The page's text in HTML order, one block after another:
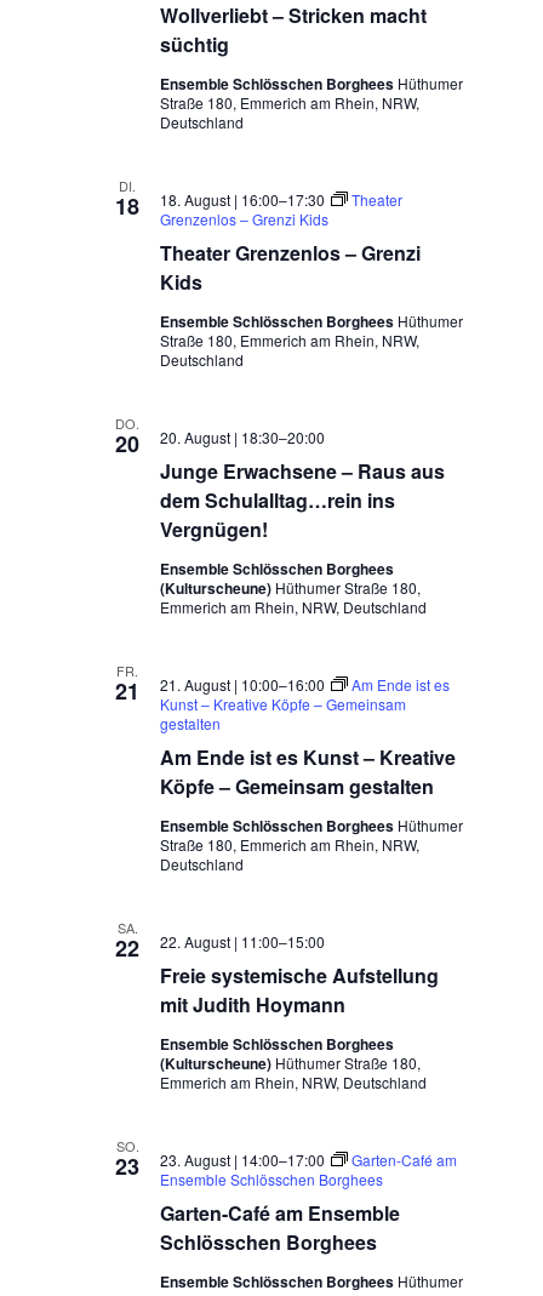
Wollverliebt – Stricken macht
süchtig
Ensemble Schlösschen Borghees Hüthumer
Straße 180, Emmerich am Rhein, NRW,
Deutschland
DI.
18
Theater Grenzenlos – Grenzi
Kids
18. August | 16:00–17:30
Theater
Grenzenlos – Grenzi Kids
Ensemble Schlösschen Borghees Hüthumer
Straße 180, Emmerich am Rhein, NRW,
Deutschland
DO.
20
Junge Erwachsene – Raus aus
dem Schulalltag…rein ins
Vergnügen!
20. August | 18:30–20:00
Ensemble Schlösschen Borghees
(Kulturscheune) Hüthumer Straße 180,
Emmerich am Rhein, NRW, Deutschland
FR.
21
Am Ende ist es Kunst – Kreative
Köpfe – Gemeinsam gestalten
21. August | 10:00–16:00
Am Ende ist es
Kunst – Kreative Köpfe – Gemeinsam
gestalten
Ensemble Schlösschen Borghees Hüthumer
Straße 180, Emmerich am Rhein, NRW,
Deutschland
SA.
22
Freie systemische Aufstellung
mit Judith Hoymann
22. August | 11:00–15:00
Ensemble Schlösschen Borghees
(Kulturscheune) Hüthumer Straße 180,
Emmerich am Rhein, NRW, Deutschland
SO.
23
Garten-Café am Ensemble
Schlösschen Borghees
23. August | 14:00–17:00
Garten-Café am
Ensemble Schlösschen Borghees
Ensemble Schlösschen Borghees Hüthumer